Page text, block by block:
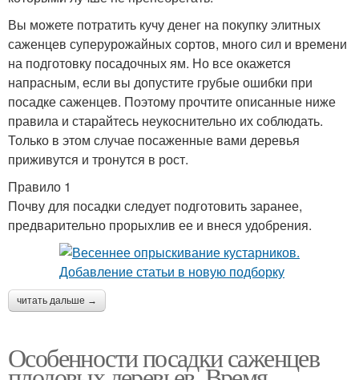
Вы можете потратить кучу денег на покупку элитных
саженцев суперурожайных сортов, много сил и времени
на подготовку посадочных ям. Но все окажется
напрасным, если вы допустите грубые ошибки при
посадке саженцев. Поэтому прочтите описанные ниже
правила и старайтесь неукоснительно их соблюдать.
Только в этом случае посаженные вами деревья
приживутся и тронутся в рост.
Правило 1
Почву для посадки следует подготовить заранее,
предварительно прорыхлив ее и внеся удобрения.
читать дальше →
Особенности посадки саженцев